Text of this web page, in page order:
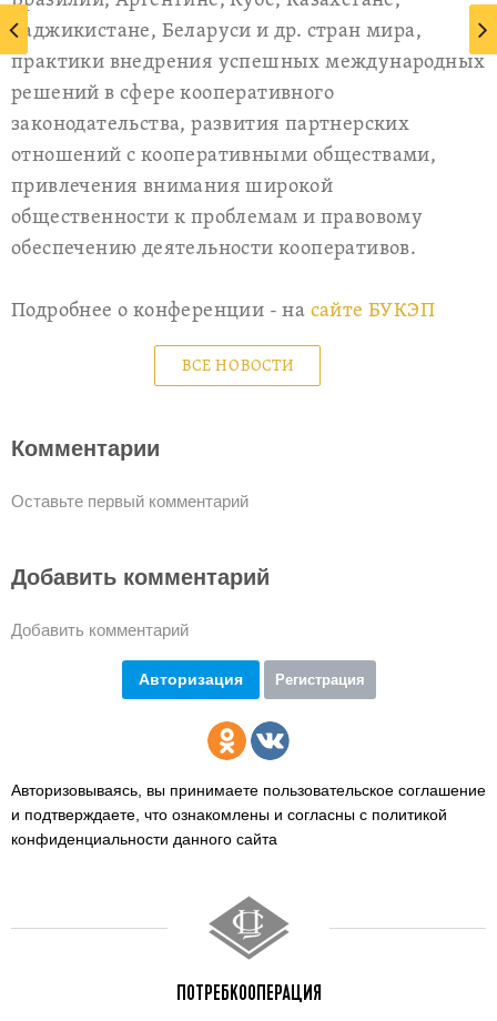
Таджикистане, Беларуси и др. стран мира,
практики внедрения успешных международных
решений в сфере кооперативного
законодательства, развития партнерских
отношений с кооперативными обществами,
привлечения внимания широкой
общественности к проблемам и правовому
обеспечению деятельности кооперативов.
Подробнее о конференции - на сайте БУКЭП
ВСЕ НОВОСТИ
Комментарии
Оставьте первый комментарий
Добавить комментарий
Добавить комментарий
Авторизация Регистрация
Авторизовываясь, вы принимаете пользовательское соглашение
и подтверждаете, что ознакомлены и согласны с политикой
конфиденциальности данного сайта
ПОТРЕБКООПЕРАЦИЯ